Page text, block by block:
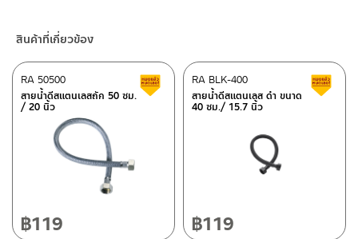
บนตัวสินค้า ซึ่งจะสร้างความเสียหายให้เกิดขึ้นกับผิวของสินค้าได้
ศูนย์บริการและอะไหล่ กรุงเทพฯ
662/61-62 ถนน พระราม3 แขวงบางโพงพาง เขตยานนาวา กรุงเทพฯ
โทร: 02-358-0080 / 080-075-8668 / 091-545-0556
– Shopee
–Lazada
–ซื้อสินค้าชิ้นนี้บน Shopee>> คลิกที่นี่<<
– ซื้อสินค้าชิ้นนี้บน Lazada คลิกที่นี่<<
ติดต่อพนักงานขาย / Contact Sales Staff
โทร: 02-285-5795
@charnpaiboon.sales
สินค้าที่เกี่ยวข้อง
สายน้ำดีสแตนเลสถัก 50 ซม.
/ 20 นิ้ว
RA 50500 สินค้าลดราคา เคลียร์สต็อก
฿119
สายน้ำดีสแตนเลส ดำ ขนาด
40 ซม./ 15.7 นิ้ว
RA BLK-400
฿119